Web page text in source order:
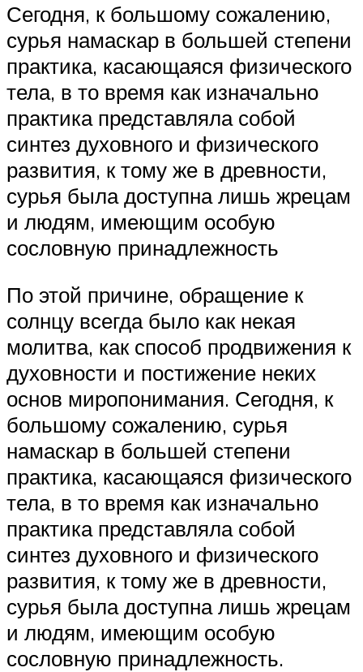
Сегодня, к большому сожалению,
сурья намаскар в большей степени
практика, касающаяся физического
тела, в то время как изначально
практика представляла собой
синтез духовного и физического
развития, к тому же в древности,
сурья была доступна лишь жрецам
и людям, имеющим особую
сословную принадлежность
По этой причине, обращение к
солнцу всегда было как некая
молитва, как способ продвижения к
духовности и постижение неких
основ миропонимания. Сегодня, к
большому сожалению, сурья
намаскар в большей степени
практика, касающаяся физического
тела, в то время как изначально
практика представляла собой
синтез духовного и физического
развития, к тому же в древности,
сурья была доступна лишь жрецам
и людям, имеющим особую
сословную принадлежность.